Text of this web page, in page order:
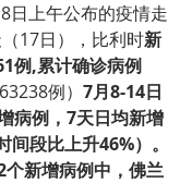
日上午公布的疫情走
17日），比利时新
例,累计确诊病例
例） 7月8-14日
病例，7天日均新增
段比上升46%）。
新增病例中，佛兰